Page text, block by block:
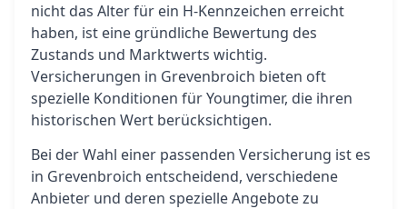
nicht das Alter für ein H-Kennzeichen erreicht
haben, ist eine gründliche Bewertung des
Zustands und Marktwerts wichtig.
Versicherungen in Grevenbroich bieten oft
spezielle Konditionen für Youngtimer, die ihren
historischen Wert berücksichtigen.
Bei der Wahl einer passenden Versicherung ist es
in Grevenbroich entscheidend, verschiedene
Anbieter und deren spezielle Angebote zu